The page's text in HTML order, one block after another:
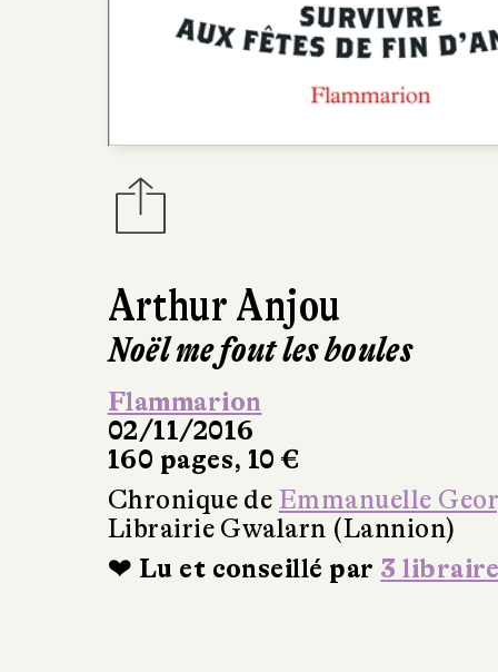
Arthur Anjou
Noël me fout les boules
Flammarion
02/11/2016
160 pages, 10 €
Chronique de Emmanuelle
Librairie Gwalarn (Lannion)
❤ Lu et conseillé par 3